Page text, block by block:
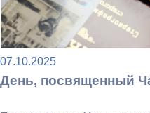
07.10.2025
День, посвященный